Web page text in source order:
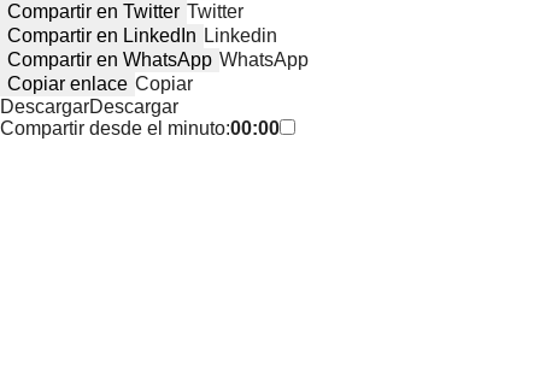
Compartir en Twitter Twitter
Compartir en LinkedIn Linkedin
Compartir en WhatsApp WhatsApp
Copiar enlace Copiar
DescargarDescargar
Compartir desde el minuto:00:00